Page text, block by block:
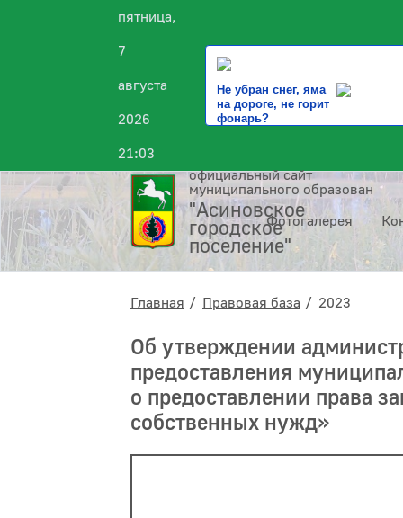
пятница,
7
августа
2026
21:03
Не убран снег, яма
на дороге, не горит
фонарь?
официальный сайт
муниципального образования
"Асиновское
городское
поселение"
Фотогалерея
Главная Правовая база 2023
Об утверждении
предоставления
о предоставлении права
собственных нужд»